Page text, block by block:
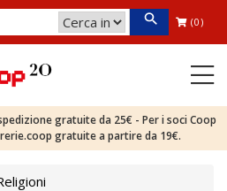
(0)
gratuite da 25€ - Per i soci Coop
gratuite a partire da 19€.